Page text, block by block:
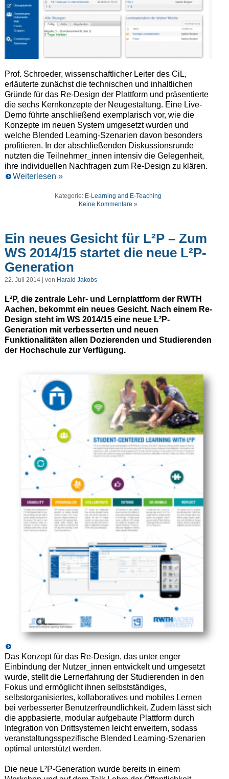
Prof. Schroeder, wissenschaftlicher Leiter des CiL,
erläuterte zunächst die technischen und inhaltlichen
Gründe für das Re-Design der Plattform und präsentierte
die sechs Kernkonzepte der Neugestaltung. Eine Live-
Demo führte anschließend exemplarisch vor, wie die
Konzepte im neuen System umgesetzt wurden und
welche Blended Learning-Szenarien davon besonders
profitieren. In der abschließenden Diskussionsrunde
nutzten die Teilnehmer_innen intensiv die Gelegenheit,
ihre individuellen Nachfragen zum Re-Design zu klären.
Weiterlesen »
Kategorie: E-Learning and E-Teaching
Keine Kommentare »
Ein neues Gesicht für L²P – Zum
WS 2014/15 startet die neue L²P-
Generation
22. Juli 2014 | von Harald Jakobs
L²P, die zentrale Lehr- und Lernplattform der RWTH
Aachen, bekommt ein neues Gesicht. Nach einem Re-
Design steht im WS 2014/15 eine neue L²P-
Generation mit verbesserten und neuen
Funktionalitäten allen Dozierenden und Studierenden
der Hochschule zur Verfügung.
Das Konzept für das Re-Design, das unter enger
Einbindung der Nutzer_innen entwickelt und umgesetzt
wurde, stellt die Lernerfahrung der Studierenden in den
Fokus und ermöglicht ihnen selbstständiges,
selbstorganisiertes, kollaboratives und mobiles Lernen
bei verbesserter Benutzerfreundlichkeit. Zudem lässt sich
die appbasierte, modular aufgebaute Plattform durch
Integration von Drittsystemen leicht erweitern, sodass
veranstaltungsspezifische Blended Learning-Szenarien
optimal unterstützt werden.
Die neue L²P-Generation wurde bereits in einem